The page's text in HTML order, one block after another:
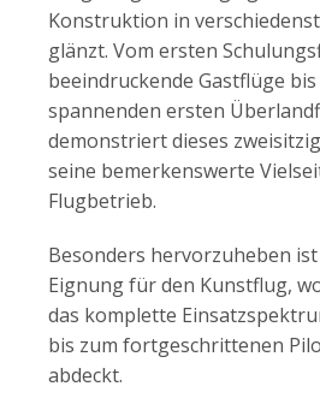
Konstruktion in
glänzt. Vom ersten
beeindruckende Gastflüge
spannenden ersten
demonstriert dieses
seine bemerkenswerte
Flugbetrieb.
Besonders hervorzuheben
Eignung für den Kunstflug,
das komplette
bis zum fortgeschrittenen
abdeckt.